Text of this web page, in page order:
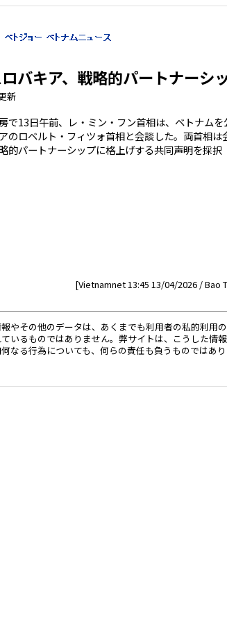
バキア、戦略的パートナーシ
新
で13日午前、レ・ミン・フン首相は、ベトナムを
のロベルト・フィツォ首相と会談した。両首相は
的パートナーシップに格上げする共同声明を採択
[Vietnamnet 13:45 13/04/2026 / Bao
やその他のデータは、あくまでも利用者の私的利用
いるものではありません。弊サイトは、こうした情
なる行為についても、何らの責任も負うものではあり